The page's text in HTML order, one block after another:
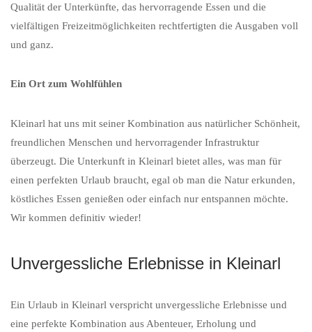
Qualität der Unterkünfte, das hervorragende Essen und die
vielfältigen Freizeitmöglichkeiten rechtfertigten die Ausgaben voll
und ganz.
Ein Ort zum Wohlfühlen
Kleinarl hat uns mit seiner Kombination aus natürlicher Schönheit,
freundlichen Menschen und hervorragender Infrastruktur
überzeugt. Die Unterkunft in Kleinarl bietet alles, was man für
einen perfekten Urlaub braucht, egal ob man die Natur erkunden,
köstliches Essen genießen oder einfach nur entspannen möchte.
Wir kommen definitiv wieder!
Unvergessliche Erlebnisse in Kleinarl
Ein Urlaub in Kleinarl verspricht unvergessliche Erlebnisse und
eine perfekte Kombination aus Abenteuer, Erholung und